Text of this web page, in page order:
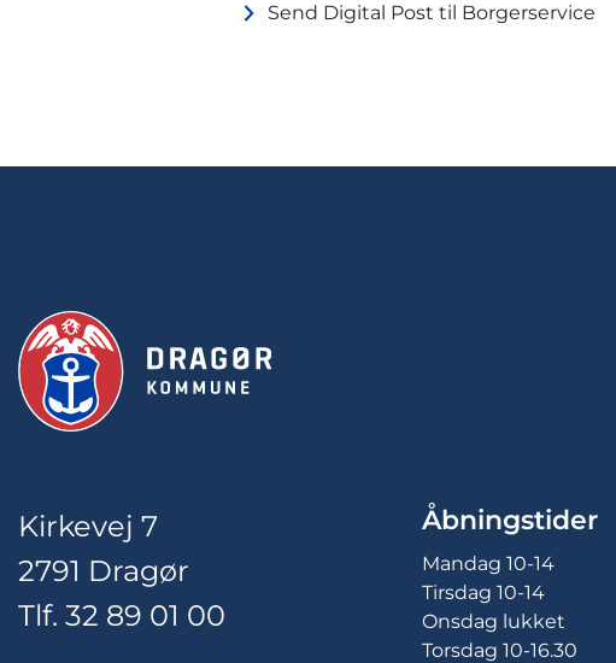
Send Digital Post til Borgerservice
Kirkevej 7
2791 Dragør
Tlf. 32 89 01 00
Åbningstider
Mandag 10-14
Tirsdag 10-14
Onsdag lukket
Torsdag 10-16.30